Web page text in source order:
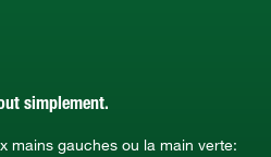
simplement.
mains gauches ou la main verte: